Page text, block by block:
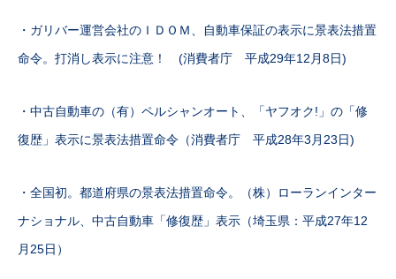
・ガリバー運営会社のＩＤＯＭ、自動車保証の表示に景表法措置
命令。打消し表示に注意！ (消費者庁 平成29年12月8日)
・中古自動車の（有）ペルシャンオート、「ヤフオク!」の「修
復歴」表示に景表法措置命令（消費者庁 平成28年3月23日)
・全国初。都道府県の景表法措置命令。（株）ローランインター
ナショナル、中古自動車「修復歴」表示（埼玉県：平成27年12
月25日）